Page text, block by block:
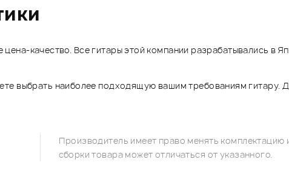
качество. Все гитары этой компании разрабатывались в
выбрать наиболее подходящую вашим требованиям гитару.
Производитель имеет право менять
сборки товара может отличаться от указанного.